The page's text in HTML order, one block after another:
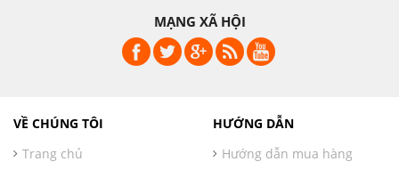
MẠNG XÃ HỘI
VỀ CHÚNG TÔI
Trang chủ
HƯỚNG DẪN
Hướng dẫn mua hàng